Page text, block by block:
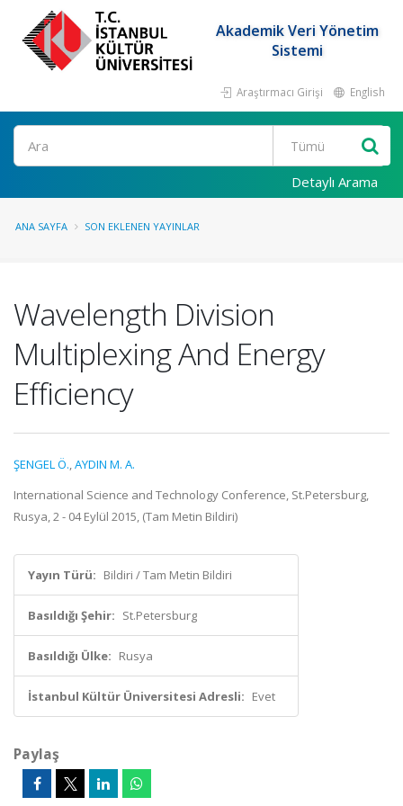
Akademik Veri Yönetim
Sistemi
Araştırmacı Girişi English
Ara
Detaylı Arama
ANA SAYFA SON EKLENEN YAYINLAR
Wavelength Division
Multiplexing And Energy
Efficiency
ŞENGEL Ö.,AYDIN M. A.
International Science and Technology Conference, St.Petersburg,
Rusya, 2 - 04 Eylül 2015, (Tam Metin Bildiri)
Yayın Türü: Bildiri / Tam Metin Bildiri
Basıldığı Şehir: St.Petersburg
Basıldığı Ülke: Rusya
İstanbul Kültür Üniversitesi Adresli: Evet
Paylaş